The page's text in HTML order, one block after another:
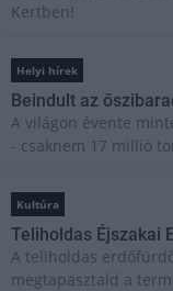
Kertben!
Helyi hírek
Beindult az
A világon évente
- csaknem 17 millió
Kultúra
Teliholdas Éjszakai
A teliholdas
megtapasztald a